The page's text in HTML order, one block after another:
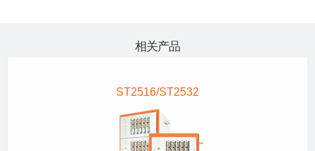
相关产品
ST2516/ST2532